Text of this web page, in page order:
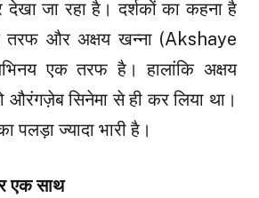
जा रहा है। दर्शकों का कहना है
तरफ और अक्षय खन्ना (Akshaye
एक तरफ है। हालांकि अक्षय
सिनेमा से ही कर लिया था।
पलड़ा ज्यादा भारी है।
एक साथ